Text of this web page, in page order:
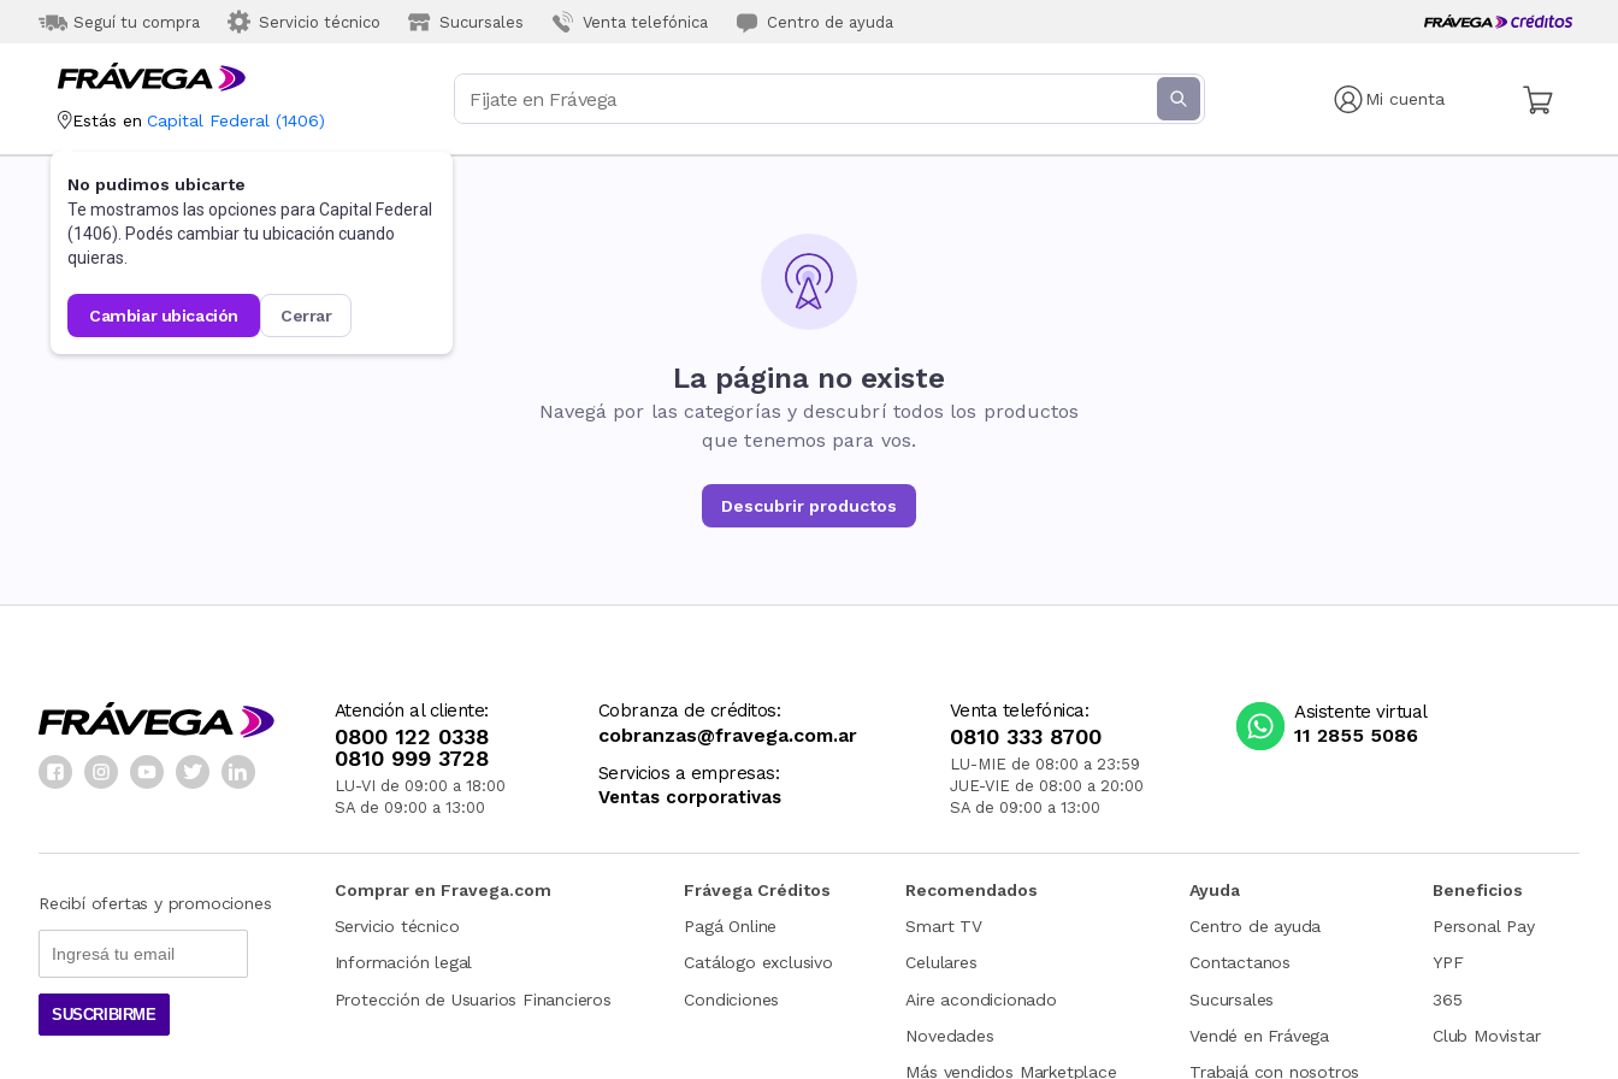
Seguí tu compra Servicio técnico Sucursales Venta telefónica Centro de ayuda
Mi cuenta
Estás en Capital Federal (1406)
No pudimos ubicarte
Te mostramos las opciones para Capital Federal
(1406). Podés cambiar tu ubicación cuando
quieras.
cambiar ubicación cerrar
La página no existe
Navegá por las categorías y descubrí todos los productos
que tenemos para vos.
Descubrir productos
Atención al cliente:
0800 122 0338
0810 999 3728
LU-VI de 09:00 a 18:00
SA de 09:00 a 13:00
Cobranza de créditos:
cobranzas@fravega.com.ar
Servicios a empresas:
Ventas corporativas
Venta telefónica:
0810 333 8700
LU-MIE de 08:00 a 23:59
JUE-VIE de 08:00 a 20:00
SA de 09:00 a 13:00
Asistente virtual
11 2855 5086
Recibí ofertas y promociones
SUSCRIBIRME
Comprar en Fravega.com
Servicio técnico
Información legal
Protección de Usuarios Financieros
Frávega Créditos
Pagá Online
Catálogo exclusivo
Condiciones
Recomendados
Smart TV
Celulares
Aire acondicionado
Novedades
Más vendidos Marketplace
Ayuda
Centro de ayuda
Contactanos
Sucursales
Vendé en Frávega
Trabajá con nosotros
Beneficios
Personal Pay
YPF
365
Club Movistar